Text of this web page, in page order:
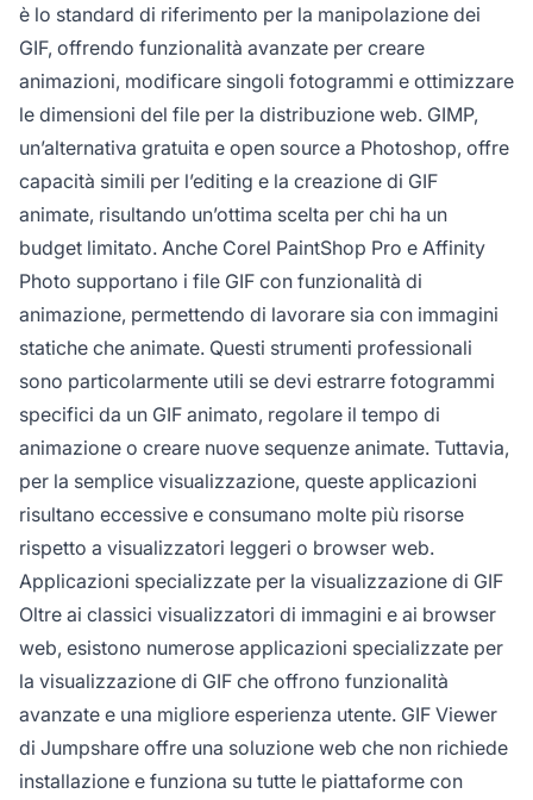
è lo standard di riferimento per la manipolazione dei
GIF, offrendo funzionalità avanzate per creare
animazioni, modificare singoli fotogrammi e ottimizzare
le dimensioni del file per la distribuzione web. GIMP,
un’alternativa gratuita e open source a Photoshop, offre
capacità simili per l’editing e la creazione di GIF
animate, risultando un’ottima scelta per chi ha un
budget limitato. Anche Corel PaintShop Pro e Affinity
Photo supportano i file GIF con funzionalità di
animazione, permettendo di lavorare sia con immagini
statiche che animate. Questi strumenti professionali
sono particolarmente utili se devi estrarre fotogrammi
specifici da un GIF animato, regolare il tempo di
animazione o creare nuove sequenze animate. Tuttavia,
per la semplice visualizzazione, queste applicazioni
risultano eccessive e consumano molte più risorse
rispetto a visualizzatori leggeri o browser web.
Applicazioni specializzate per la visualizzazione di GIF
Oltre ai classici visualizzatori di immagini e ai browser
web, esistono numerose applicazioni specializzate per
la visualizzazione di GIF che offrono funzionalità
avanzate e una migliore esperienza utente. GIF Viewer
di Jumpshare offre una soluzione web che non richiede
installazione e funziona su tutte le piattaforme con